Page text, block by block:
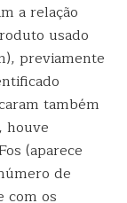
a relação
usado
previamente
também
houve
(aparece
de
com os